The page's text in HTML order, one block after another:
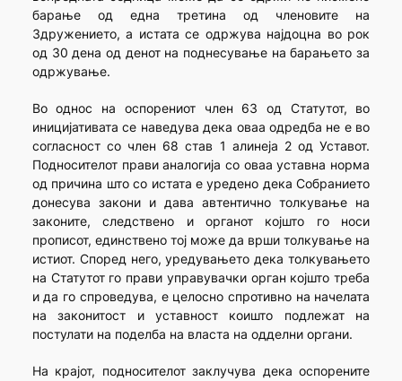
барање од една третина од членовите на
Здружението, а истата се одржува најдоцна во рок
од 30 дена од денот на поднесување на барањето за
одржување.
Во однос на оспорениот член 63 од Статутот, во
иницијативата се наведува дека оваа одредба не е во
согласност со член 68 став 1 алинеја 2 од Уставот.
Подносителот прави аналогија со оваа уставна норма
од причина што со истата е уредено дека Собранието
донесува закони и дава автентично толкување на
законите, следствено и органот којшто го носи
прописот, единствено тој може да врши толкување на
истиот. Според него, уредувањето дека толкувањето
на Статутот го прави управувачки орган којшто треба
и да го спроведува, е целосно спротивно на начелата
на законитост и уставност коишто подлежат на
постулати на поделба на власта на одделни органи.
На крајот, подносителот заклучува дека оспорените